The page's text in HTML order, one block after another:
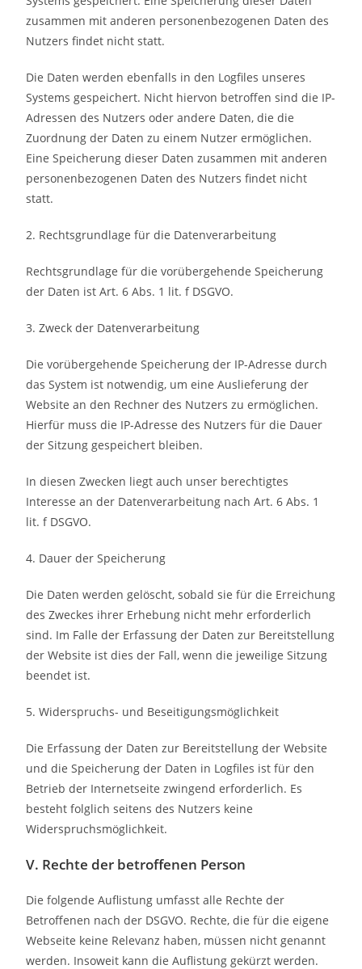
zusammen mit anderen personenbezogenen Daten des
Nutzers findet nicht statt.
Die Daten werden ebenfalls in den Logfiles unseres
Systems gespeichert. Nicht hiervon betroffen sind die IP-
Adressen des Nutzers oder andere Daten, die die
Zuordnung der Daten zu einem Nutzer ermöglichen.
Eine Speicherung dieser Daten zusammen mit anderen
personenbezogenen Daten des Nutzers findet nicht
statt.
2. Rechtsgrundlage für die Datenverarbeitung
Rechtsgrundlage für die vorübergehende Speicherung
der Daten ist Art. 6 Abs. 1 lit. f DSGVO.
3. Zweck der Datenverarbeitung
Die vorübergehende Speicherung der IP-Adresse durch
das System ist notwendig, um eine Auslieferung der
Website an den Rechner des Nutzers zu ermöglichen.
Hierfür muss die IP-Adresse des Nutzers für die Dauer
der Sitzung gespeichert bleiben.
In diesen Zwecken liegt auch unser berechtigtes
Interesse an der Datenverarbeitung nach Art. 6 Abs. 1
lit. f DSGVO.
4. Dauer der Speicherung
Die Daten werden gelöscht, sobald sie für die Erreichung
des Zweckes ihrer Erhebung nicht mehr erforderlich
sind. Im Falle der Erfassung der Daten zur Bereitstellung
der Website ist dies der Fall, wenn die jeweilige Sitzung
beendet ist.
5. Widerspruchs- und Beseitigungsmöglichkeit
Die Erfassung der Daten zur Bereitstellung der Website
und die Speicherung der Daten in Logfiles ist für den
Betrieb der Internetseite zwingend erforderlich. Es
besteht folglich seitens des Nutzers keine
Widerspruchsmöglichkeit.
V. Rechte der betroffenen Person
Die folgende Auflistung umfasst alle Rechte der
Betroffenen nach der DSGVO. Rechte, die für die eigene
Webseite keine Relevanz haben, müssen nicht genannt
werden. Insoweit kann die Auflistung gekürzt werden.